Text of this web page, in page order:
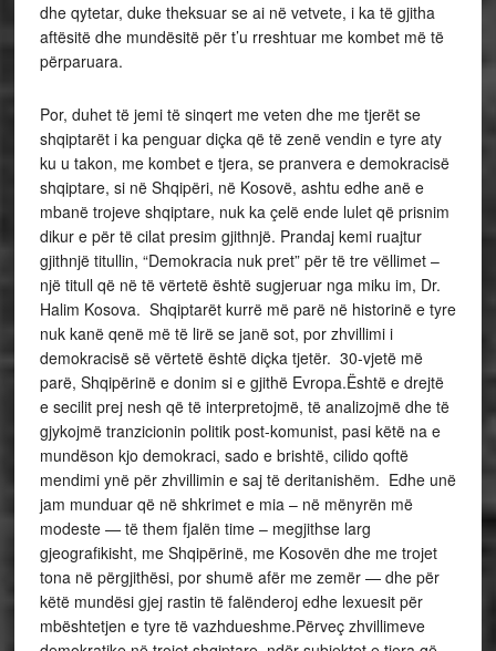
dhe qytetar, duke theksuar se ai në vetvete, i ka të gjitha
aftësitë dhe mundësitë për t’u rreshtuar me kombet më të
përparuara.
Por, duhet të jemi të sinqert me veten dhe me tjerët se
shqiptarët i ka penguar diçka që të zenë vendin e tyre aty
ku u takon, me kombet e tjera, se pranvera e demokracisë
shqiptare, si në Shqipëri, në Kosovë, ashtu edhe anë e
mbanë trojeve shqiptare, nuk ka çelë ende lulet që prisnim
dikur e për të cilat presim gjithnjë. Prandaj kemi ruajtur
gjithnjë titullin, “Demokracia nuk pret” për të tre vëllimet –
një titull që në të vërtetë është sugjeruar nga miku im, Dr.
Halim Kosova. Shqiptarët kurrë më parë në historinë e tyre
nuk kanë qenë më të lirë se janë sot, por zhvillimi i
demokracisë së vërtetë është diçka tjetër. 30-vjetë më
parë, Shqipërinë e donim si e gjithë Evropa.Është e drejtë
e secilit prej nesh që të interpretojmë, të analizojmë dhe të
gjykojmë tranzicionin politik post-komunist, pasi këtë na e
mundëson kjo demokraci, sado e brishtë, cilido qoftë
mendimi ynë për zhvillimin e saj të deritanishëm. Edhe unë
jam munduar që në shkrimet e mia – në mënyrën më
modeste — të them fjalën time – megjithse larg
gjeografikisht, me Shqipërinë, me Kosovën dhe me trojet
tona në përgjithësi, por shumë afër me zemër — dhe për
këtë mundësi gjej rastin të falënderoj edhe lexuesit për
mbështetjen e tyre të vazhdueshme.Përveç zhvillimeve